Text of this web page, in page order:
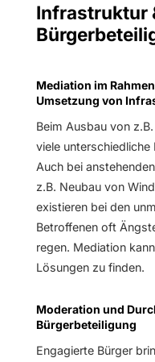
Infrastruktur
Mediation im
Umsetzung von
Beim Ausbau von
viele unterschiedliche
Auch bei
z.B. Neubau von
existieren bei den
Betroffenen oft
regen. Mediation
Lösungen zu finden.
Moderation und
Bürgerbeteiligung
Engagierte Bürger